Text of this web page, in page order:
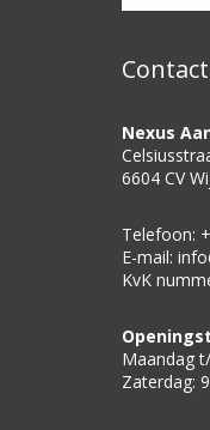
Nexus
6604 CV
Telefoon:
E-mail:
KvK
Maandag
Zaterdag: